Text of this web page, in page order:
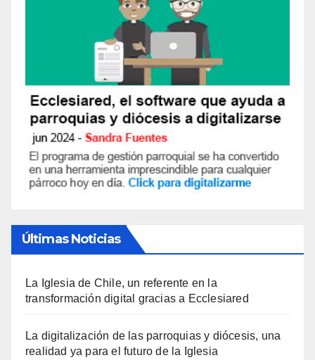
Últimas Noticias
La Iglesia de Chile, un referente en la
transformación digital gracias a Ecclesiared
La digitalización de las parroquias y diócesis, una
realidad ya para el futuro de la Iglesia